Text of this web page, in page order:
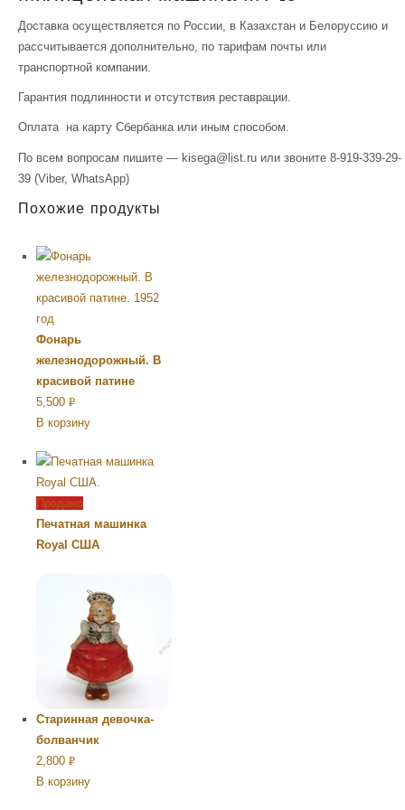
Доставка осуществляется по России, в Казахстан и Белоруссию и
рассчитывается дополнительно, по тарифам почты или
транспортной компании.
Гарантия подлинности и отсутствия реставрации.
Оплата на карту Сбербанка или иным способом.
По всем вопросам пишите — kisega@list.ru или звоните 8-919-339-29-
39 (Viber, WhatsApp)
Похожие продукты
Фонарь
железнодорожный. В
красивой патине
5,500 Р
УБ.
В корзину
Продано
Печатная машинка
Royal США
Старинная девочка-
болванчик
2,800 Р
УБ.
В корзину